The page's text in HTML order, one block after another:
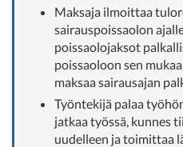
Maksaja ilmoittaa
sairauspoissaolon
poissaolojaksot
poissaoloon sen
maksaa sairausajan
Työntekijä palaa
jatkaa työssä, kunnes
uudelleen ja toimittaa